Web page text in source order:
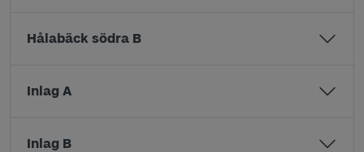
Hålabäck södra B
Inlag A
Inlag B